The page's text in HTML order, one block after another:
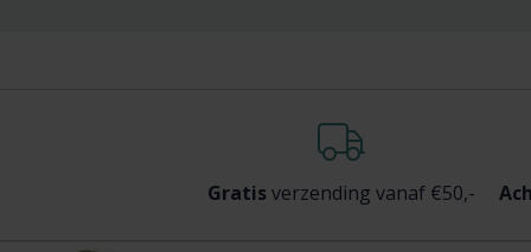
Gratisverzending vanaf €50,-